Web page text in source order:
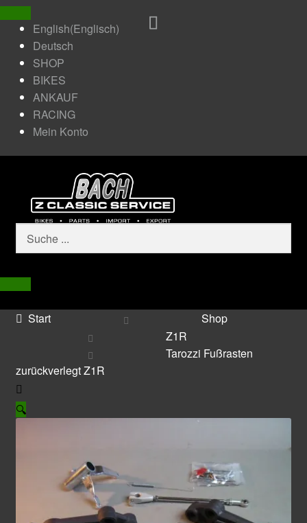
English(Englisch)
Deutsch
SHOP
BIKES
ANKAUF
RACING
Mein Konto
Start
Shop
Z1R
Tarozzi Fußrasten
zurückverlegt Z1R
🔍